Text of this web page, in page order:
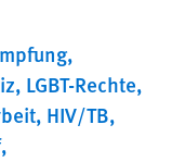
LGBT-Rechte
HIV/TB